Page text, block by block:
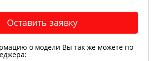
Оставить заявку
о модели Вы так же можете по